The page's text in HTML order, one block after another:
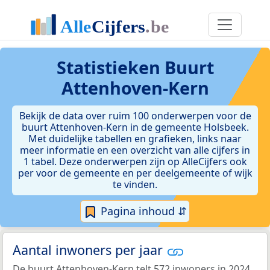
Statistieken Buurt
Attenhoven-Kern
Bekijk de data over ruim 100 onderwerpen voor de
buurt Attenhoven-Kern in de gemeente Holsbeek.
Met duidelijke tabellen en grafieken, links naar
meer informatie en een overzicht van alle cijfers in
1 tabel. Deze onderwerpen zijn op AlleCijfers ook
per voor de gemeente en per deelgemeente of wijk
te vinden.
Pagina inhoud ⇵
Aantal inwoners per jaar